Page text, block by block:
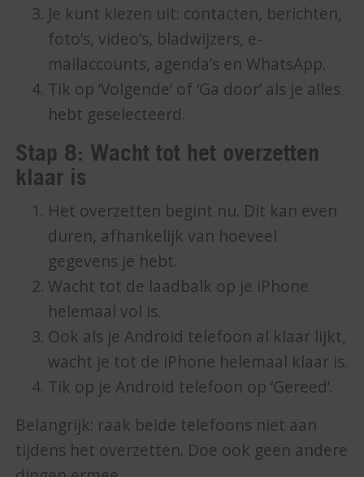
Je kunt kiezen uit: contacten, berichten,
foto’s, video’s, bladwijzers, e-
mailaccounts, agenda’s en WhatsApp.
Tik op ‘Volgende’ of ‘Ga door’ als je alles
hebt geselecteerd.
Stap 8: Wacht tot het overzetten
klaar is
Het overzetten begint nu. Dit kan even
duren, afhankelijk van hoeveel
gegevens je hebt.
Wacht tot de laadbalk op je iPhone
helemaal vol is.
Ook als je Android telefoon al klaar lijkt,
wacht je tot de iPhone helemaal klaar is.
Tik op je Android telefoon op ‘Gereed’.
Belangrijk: raak beide telefoons niet aan
tijdens het overzetten. Doe ook geen andere